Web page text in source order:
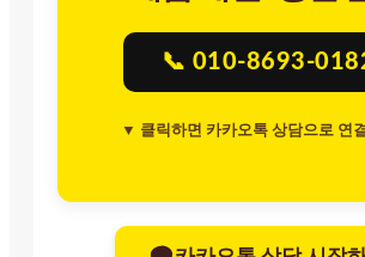
📞 010-8693-
▼ 클릭하면 카카오톡 상담으로 연